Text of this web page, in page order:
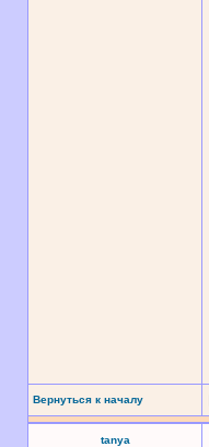
Вернуться к началу
tanya